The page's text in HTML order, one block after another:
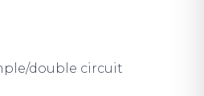
double circuit